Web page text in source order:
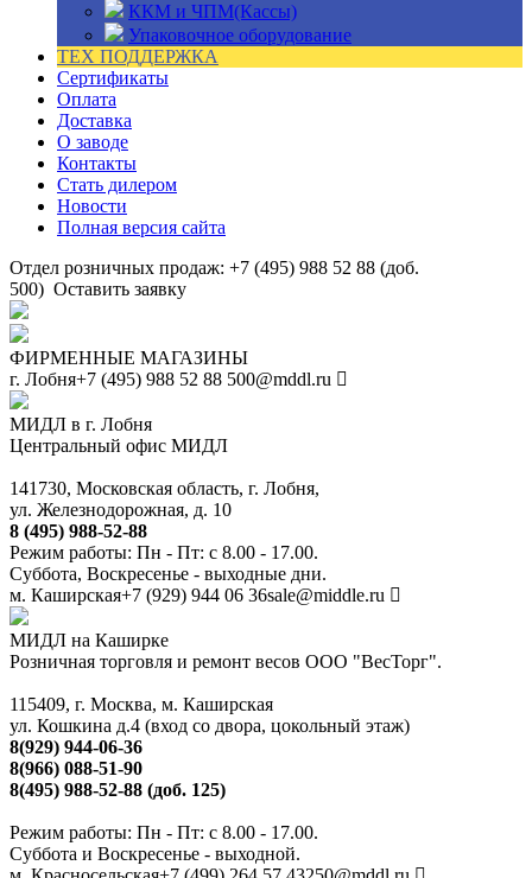
ККМ и ЧПМ(Кассы)
Упаковочное оборудование
ТЕХ ПОДДЕРЖКА
Сертификаты
Оплата
Доставка
О заводе
Контакты
Стать дилером
Новости
Полная версия сайта
Отдел розничных продаж: +7 (495) 988 52 88 (доб.
500) Оставить заявку
ФИРМЕННЫЕ МАГАЗИНЫ
г. Лобня+7 (495) 988 52 88 500@mddl.ru
МИДЛ в г. Лобня
Центральный офис МИДЛ
141730, Московская область, г. Лобня,
ул. Железнодорожная, д. 10
8 (495) 988-52-88
Режим работы: Пн - Пт: с 8.00 - 17.00.
Суббота, Воскресенье - выходные дни.
м. Каширская+7 (929) 944 06 36sale@middle.ru
МИДЛ на Каширке
Розничная торговля и ремонт весов ООО "ВесТорг".
115409, г. Москва, м. Каширская
ул. Кошкина д.4 (вход со двора, цокольный этаж)
8(929) 944-06-36
8(966) 088-51-90
8(495) 988-52-88 (доб. 125)
Режим работы: Пн - Пт: с 8.00 - 17.00.
Суббота и Воскресенье - выходной.